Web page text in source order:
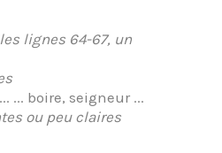
lignes 64-67, un
... boire, seigneur ...
ou peu claires